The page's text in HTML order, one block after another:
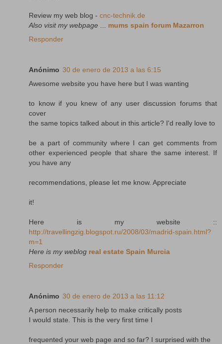
Review my web blog - cnc-technik.de
Also visit my webpage
mums spain forum Mazarron
Responder
Anónimo 30 de enero de 2013 a las 6:15
Awesome website you have here but I was wanting
to know if you knew of any user discussion forums that
cover
the same topics talked about in this article? I'd really love to
be a part of community where I can get comments from
other experienced people that share the same interest. If
you have any
recommendations, please let me know. Appreciate
it!
Here is my website ::
http://travellingzig.blogspot.ru/2008/03/madrid-spain.html?
m=1
Here is my weblog real estate Spain Murcia
Responder
Anónimo 30 de enero de 2013 a las 11:12
A person necessarily help to make critically posts
I would state. This is the very first time I
frequented your web page and so far? I surprised with the